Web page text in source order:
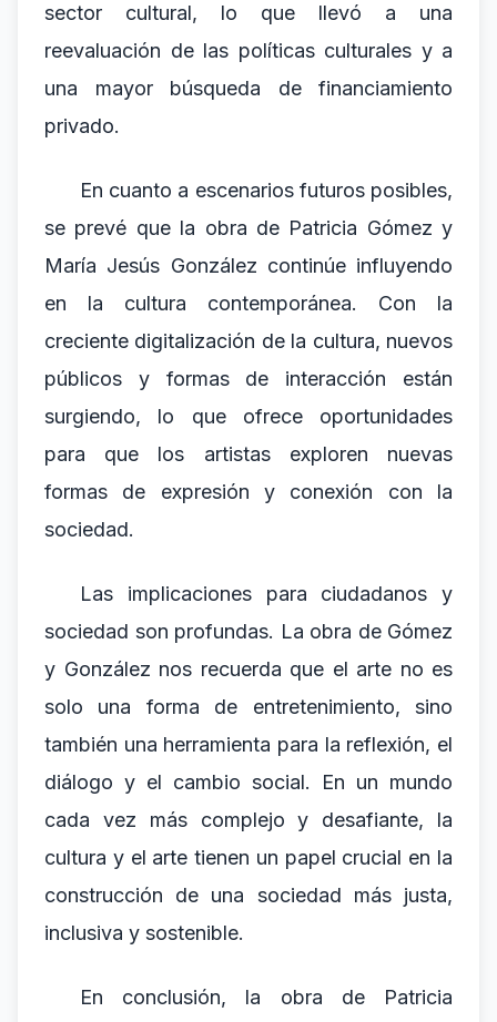
sector cultural, lo que llevó a una
reevaluación de las políticas culturales y a
una mayor búsqueda de financiamiento
privado.
En cuanto a escenarios futuros posibles,
se prevé que la obra de Patricia Gómez y
María Jesús González continúe influyendo
en la cultura contemporánea. Con la
creciente digitalización de la cultura, nuevos
públicos y formas de interacción están
surgiendo, lo que ofrece oportunidades
para que los artistas exploren nuevas
formas de expresión y conexión con la
sociedad.
Las implicaciones para ciudadanos y
sociedad son profundas. La obra de Gómez
y González nos recuerda que el arte no es
solo una forma de entretenimiento, sino
también una herramienta para la reflexión, el
diálogo y el cambio social. En un mundo
cada vez más complejo y desafiante, la
cultura y el arte tienen un papel crucial en la
construcción de una sociedad más justa,
inclusiva y sostenible.
En conclusión, la obra de Patricia